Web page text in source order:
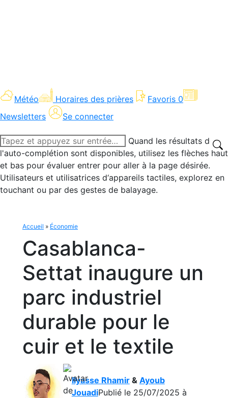
Météo Horaires des prières Favoris 0
Newsletters
Se connecter
Recherche
:
Quand les résultats de
l'auto-complétion sont disponibles, utilisez les flèches haut
et bas pour évaluer entrer pour aller à la page désirée.
Utilisateurs et utilisatrices d‘appareils tactiles, explorez en
touchant ou par des gestes de balayage.
Accueil » Économie
Casablanca-
Settat inaugure un
parc industriel
durable pour le
cuir et le textile
Ilyasse Rhamir& Ayoub
JouadiPublié le 25/07/2025 à